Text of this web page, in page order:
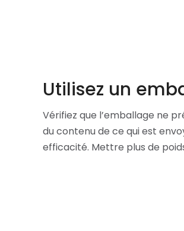
Utilisez un
Vérifiez que l’emballage ne
du contenu de ce qui est
efficacité. Mettre plus de